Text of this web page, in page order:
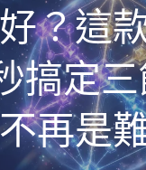
？這
搞定
再是